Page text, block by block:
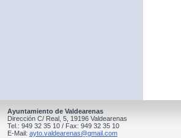
Ayuntamiento de Valdearenas
Dirección C/ Real, 5, 19196 Valdearenas
Tel.: 949 32 35 10 / Fax: 949 32 35 10
E-Mail: ayto.valdearenas@gmail.com